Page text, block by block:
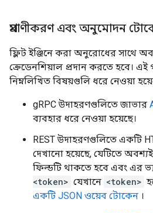
প্রমাণীকরণ এবং অনুমোদন
ফ্লিট ইঞ্জিনে করা অনুরোধের সাথে
ক্রেডেনশিয়াল প্রদান করতে হবে।
নিম্নলিখিত বিষয়গুলি ধরে নেওয়া
gRPC উদাহরণগুলিতে জাভার
ব্যবহার ধরে নেওয়া হয়েছে।
REST উদাহরণগুলিতে একটি
দেখানো হয়েছে, যেটিতে অবশ্যই
ফিল্ডটি থাকতে হবে এবং এর
<token> যেখানে <token>
একটি JSON ওয়েব টোকেন ।